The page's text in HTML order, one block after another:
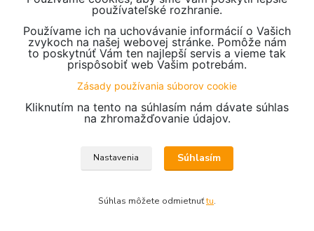
používateľské rozhranie.
Používame ich na uchovávanie informácií o Vašich
zvykoch na našej webovej stránke. Pomôže nám
to poskytnúť Vám ten najlepší servis a vieme tak
prispôsobiť web Vašim potrebám.
Zásady používania súborov cookie
Kliknutím na tento na súhlasím nám dávate súhlas
na zhromažďovanie údajov.
Nastavenia Súhlasím
Súhlas môžete odmietnuťtu.